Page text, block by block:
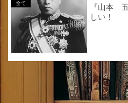
全て
『山本
しい！